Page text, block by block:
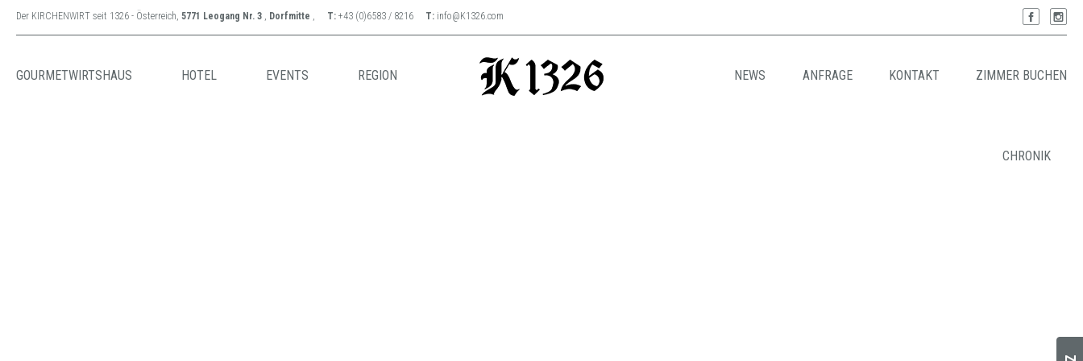
Der KIRCHENWIRT seit 1326 - Österreich, 5771 Leogang Nr. 3 , Dorfmitte , T: +43 (0)6583 / 8216 T: info@K1326.com
GOURMETWIRTSHAUS HOTEL EVENTS REGION ZIMMER BUCHEN
KONTAKT
ANFRAGE
NEWS
CHRONIK